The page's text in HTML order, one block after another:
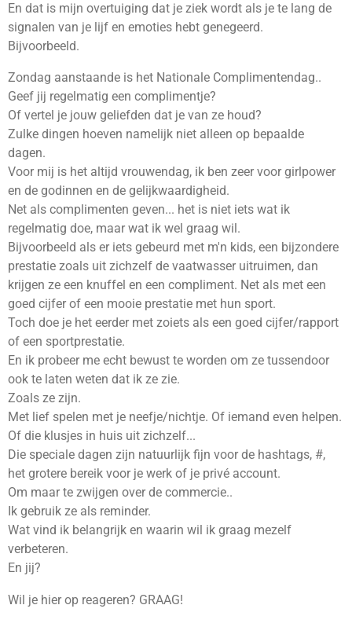
En dat is mijn overtuiging dat je ziek wordt als je te lang de
signalen van je lijf en emoties hebt genegeerd.
Bijvoorbeeld.
Zondag aanstaande is het Nationale Complimentendag..
Geef jij regelmatig een complimentje?
Of vertel je jouw geliefden dat je van ze houd?
Zulke dingen hoeven namelijk niet alleen op bepaalde
dagen.
Voor mij is het altijd vrouwendag, ik ben zeer voor girlpower
en de godinnen en de gelijkwaardigheid.
Net als complimenten geven... het is niet iets wat ik
regelmatig doe, maar wat ik wel graag wil.
Bijvoorbeeld als er iets gebeurd met m'n kids, een bijzondere
prestatie zoals uit zichzelf de vaatwasser uitruimen, dan
krijgen ze een knuffel en een compliment. Net als met een
goed cijfer of een mooie prestatie met hun sport.
Toch doe je het eerder met zoiets als een goed cijfer/rapport
of een sportprestatie.
En ik probeer me echt bewust te worden om ze tussendoor
ook te laten weten dat ik ze zie.
Zoals ze zijn.
Met lief spelen met je neefje/nichtje. Of iemand even helpen.
Of die klusjes in huis uit zichzelf...
Die speciale dagen zijn natuurlijk fijn voor de hashtags, #,
het grotere bereik voor je werk of je privé account.
Om maar te zwijgen over de commercie..
Ik gebruik ze als reminder.
Wat vind ik belangrijk en waarin wil ik graag mezelf
verbeteren.
En jij?
Wil je hier op reageren? GRAAG!